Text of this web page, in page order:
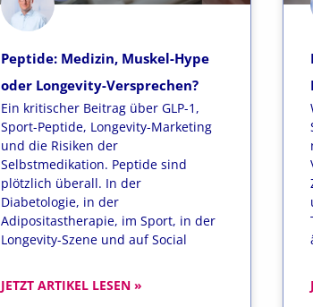
Peptide: Medizin, Muskel-Hype
oder Longevity-Versprechen?
Ein kritischer Beitrag über GLP-1,
Sport-Peptide, Longevity-Marketing
und die Risiken der
Selbstmedikation. Peptide sind
plötzlich überall. In der
Diabetologie, in der
Adipositastherapie, im Sport, in der
Longevity-Szene und auf Social
JETZT ARTIKEL LESEN »